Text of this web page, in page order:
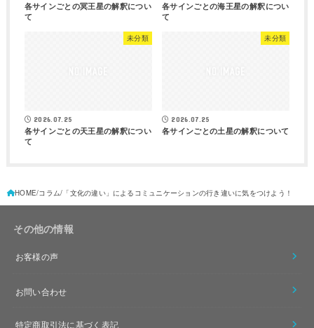
各サインごとの冥王星の解釈につい
て
各サインごとの海王星の解釈につい
て
未分類
2026.07.25
各サインごとの天王星の解釈につい
て
未分類
2026.07.25
各サインごとの土星の解釈について
HOME コラム 「文化の違い」によるコミュニケーションの行き違いに気をつけよう！
その他の情報
お客様の声
お問い合わせ
特定商取引法に基づく表記